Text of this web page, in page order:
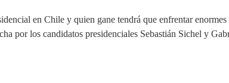
en Chile y quien gane tendrá que enfrentar
por los candidatos presidenciales Sebastián Sichel y